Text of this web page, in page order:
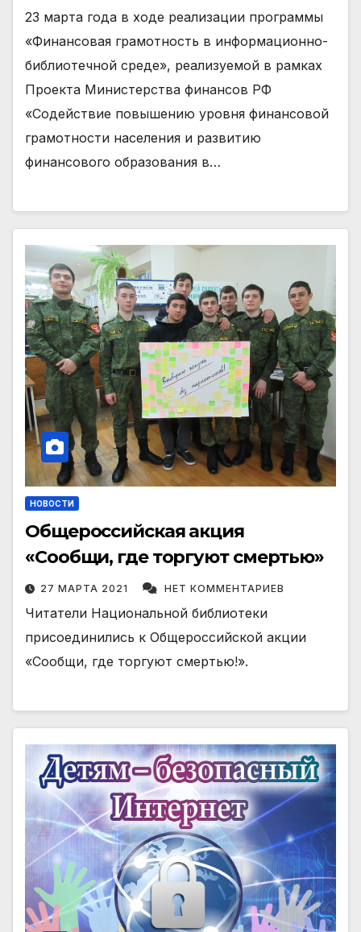
23 марта года в ходе реализации программы
«Финансовая грамотность в информационно-
библиотечной среде», реализуемой в рамках
Проекта Министерства финансов РФ
«Содействие повышению уровня финансовой
грамотности населения и развитию
финансового образования в…
НОВОСТИ
Общероссийская акция
«Сообщи, где торгуют смертью»
27 МАРТА 2021 НЕТ КОММЕНТАРИЕВ
Читатели Национальной библиотеки
присоединились к Общероссийской акции
«Сообщи, где торгуют смертью!».